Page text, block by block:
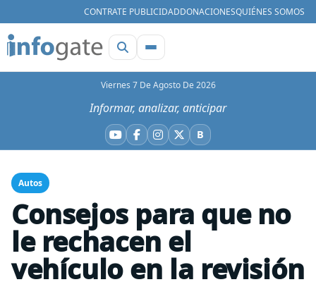
CONTRATE PUBLICIDADDONACIONESQUIÉNES SOMOS
Viernes 7 De Agosto De 2026
Informar, analizar, anticipar
YouTube
Facebook
Instagram
X BBluesky
Autos
Consejos para que no
le rechacen el
vehículo en la revisión